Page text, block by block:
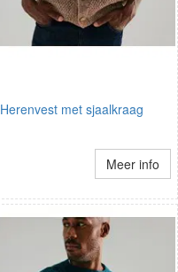
Herenvest met sjaalkraag
Meer info